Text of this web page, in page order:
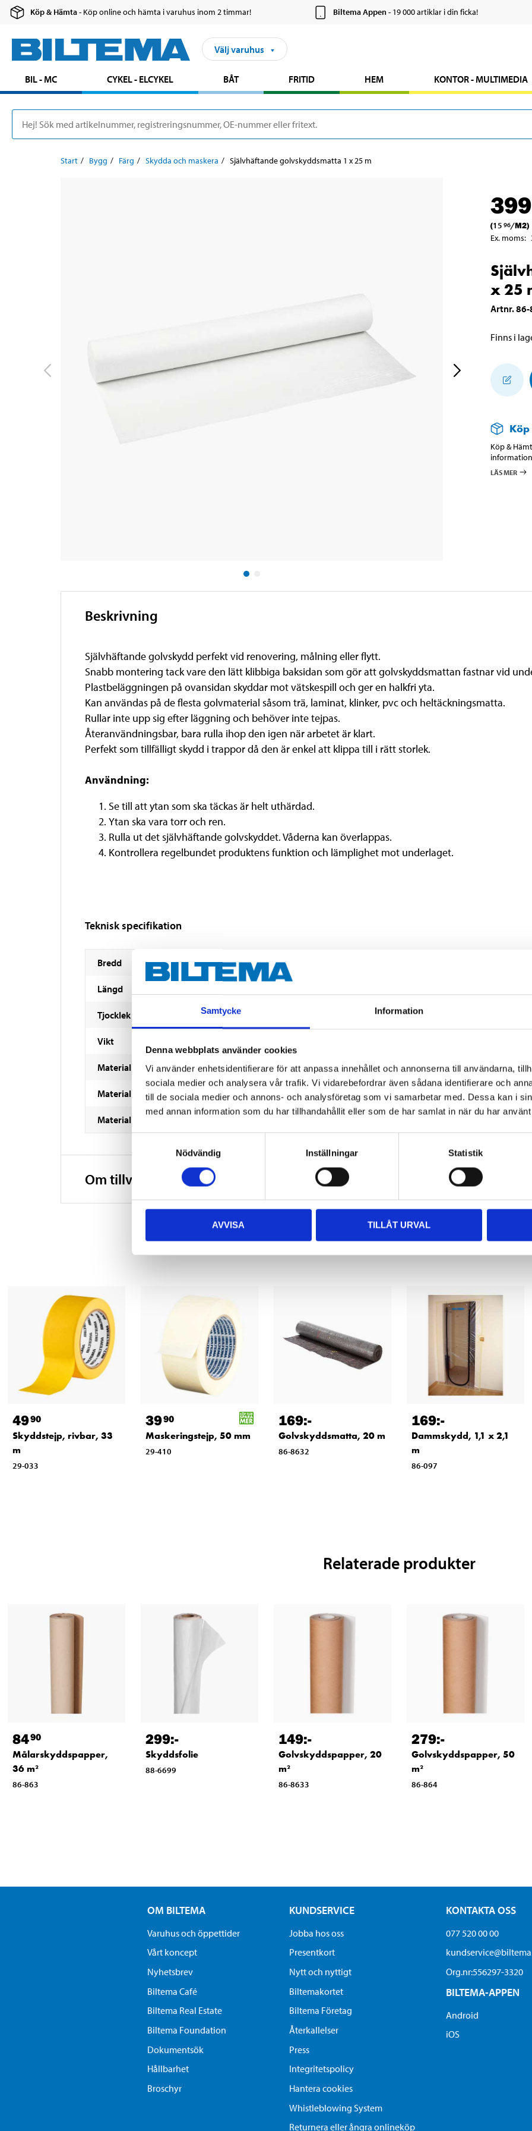
Samtycke Information
Denna webbplats använder cookies
Vi använder enhetsidentifierare för att anpassa innehållet och annonserna till användarna,
sociala medier och analysera vår trafik. Vi vidarebefordrar även sådana identifierare och
till de sociala medier och annons- och analysföretag som vi samarbetar med. Dessa kan i
med annan information som du har tillhandahållit eller som de har samlat in när du har
Nödvändig
Inställningar Statistik
AVVISA TILLÅT URVAL
Köp & Hämta- Köp online och hämta i varuhus inom 2 timmar! Biltema Appen- 19 000 artiklar i din ficka!
Välj varuhus
BIL - MC CYKEL - ELCYKEL BÅT FRITID HEM KONTOR - MULTIMEDIA
Start Bygg Färg Skydda och maskera Självhäftande golvskyddsmatta 1 x 25 m
399
(15 96/M2)
Ex. moms:
x 25
Artnr.86-
Finns i
Köp &
LÄS MER
Beskrivning
Självhäftande golvskydd perfekt vid renovering, målning eller flytt.
Snabb montering tack vare den lätt klibbiga baksidan som gör att golvskyddsmattan fastnar vid
Plastbeläggningen på ovansidan skyddar mot vätskespill och ger en halkfri yta.
Kan användas på de flesta golvmaterial såsom trä, laminat, klinker, pvc och heltäckningsmatta.
Rullar inte upp sig efter läggning och behöver inte tejpas.
Återanvändningsbar, bara rulla ihop den igen när arbetet är klart.
Perfekt som tillfälligt skydd i trappor då den är enkel att klippa till i rätt storlek.
Användning:
Se till att ytan som ska täckas är helt uthärdad.
Ytan ska vara torr och ren.
Rulla ut det självhäftande golvskyddet. Våderna kan överlappas.
Kontrollera regelbundet produktens funktion och lämplighet mot underlaget.
Teknisk specifikation
Bredd
Längd
Tjocklek 1 mm
Vikt
Material Polyester
Material PE-plast (polyeten) (ovansida)
Material
Om tillverkaren
Andra kunder köpte också
4990
Skyddstejp, rivbar, 33
m
29-033
3990
Maskeringstejp, 50 mm
29-410
169:-
Golvskyddsmatta, 20 m
86-8632
169:-
Dammskydd, 1,1 x 2,1
m
86-097
Relaterade produkter
8490
Målarskyddspapper,
36 m²
86-863
299:-
Skyddsfolie
88-6699
149:-
Golvskyddspapper, 20
m²
86-8633
279:-
Golvskyddspapper, 50
m²
86-864
OM BILTEMA
Varuhus och öppettider
Vårt koncept
Nyhetsbrev
Biltema Café
Biltema Real Estate
Biltema Foundation
Dokumentsök
Hållbarhet
Broschyr
KUNDSERVICE
Jobba hos oss
Presentkort
Nytt och nyttigt
Biltemakortet
Biltema Företag
Återkallelser
Press
Integritetspolicy
Hantera cookies
Whistleblowing System
Returnera eller ångra onlineköp
KONTAKTA OSS
077 520 00 00
Org.nr:556297-3320
BILTEMA-APPEN
Android
iOS